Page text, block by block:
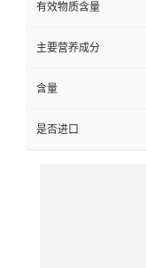
有效物质含量
主要营养成分
含量
是否进口